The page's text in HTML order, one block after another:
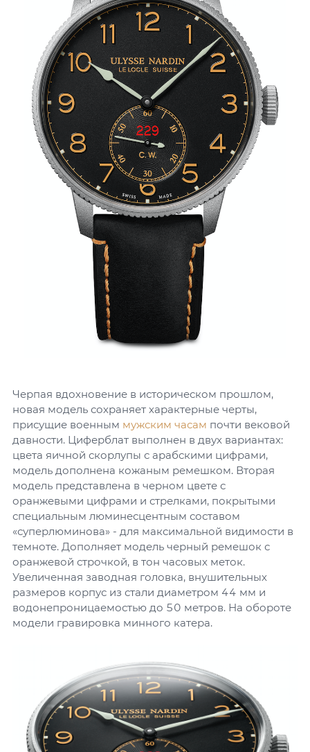
Черпая вдохновение в историческом прошлом,
новая модель сохраняет характерные черты,
присущие военным мужским часам почти вековой
давности. Циферблат выполнен в двух вариантах:
цвета яичной скорлупы с арабскими цифрами,
модель дополнена кожаным ремешком. Вторая
модель представлена в черном цвете с
оранжевыми цифрами и стрелками, покрытыми
специальным люминесцентным составом
«суперлюминова» - для максимальной видимости в
темноте. Дополняет модель черный ремешок с
оранжевой строчкой, в тон часовых меток.
Увеличенная заводная головка, внушительных
размеров корпус из стали диаметром 44 мм и
водонепроницаемостью до 50 метров. На обороте
модели гравировка минного катера.